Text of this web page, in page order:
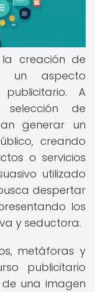
creación de
un aspecto
A
de
generar un
creando
o servicios
utilizado
despertar
los
y seductora.
metáforas y
publicitario
una imagen